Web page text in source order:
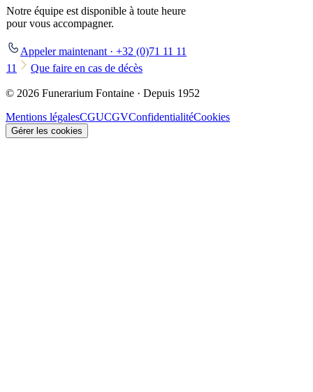
Notre équipe est disponible à toute heure
pour vous accompagner.
Appeler maintenant · +32 (0)71 11 11
11
Que faire en cas de décès
© 2026 Funerarium Fontaine · Depuis 1952
Mentions légalesCGUCGVConfidentialitéCookies
Gérer les cookies